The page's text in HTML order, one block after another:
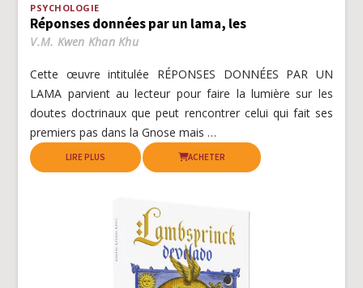
PSYCHOLOGIE
Réponses données par un lama, les
V.M. Kwen Khan Khu
Cette œuvre intitulée RÉPONSES DONNÉES PAR UN
LAMA parvient au lecteur pour faire la lumière sur les
doutes doctrinaux que peut rencontrer celui qui fait ses
premiers pas dans la Gnose mais …
LIRE PLUS ACHETER